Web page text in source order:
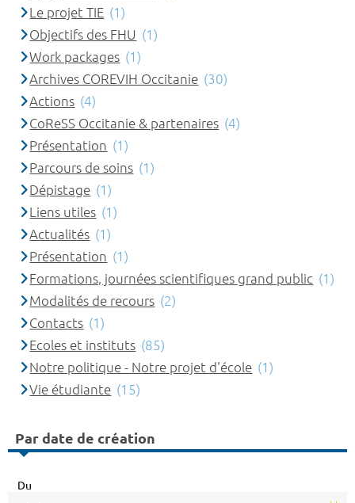
Le projet TIE (1)
Objectifs des FHU (1)
Work packages (1)
Archives COREVIH Occitanie (30)
Actions (4)
CoReSS Occitanie & partenaires (4)
Présentation (1)
Parcours de soins (1)
Dépistage (1)
Liens utiles (1)
Actualités (1)
Présentation (1)
Formations, journées scientifiques grand public (1)
Modalités de recours (2)
Contacts (1)
Ecoles et instituts (85)
Notre politique - Notre projet d'école (1)
Vie étudiante (15)
Par date de création
Du